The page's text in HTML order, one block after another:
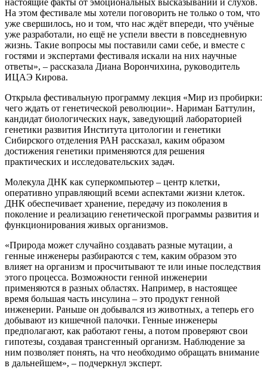
На этом фестивале мы хотели поговорить не только о том, что
уже свершилось, но и том, что нас ждёт впереди, что учёные
уже разработали, но ещё не успели ввести в повседневную
жизнь. Такие вопросы мы поставили сами себе, и вместе с
гостями и экспертами фестиваля искали на них научные
ответы», – рассказала Диана Ворончихина, руководитель
ИЦАЭ Кирова.
Открыла фестивальную программу лекция «Мир из пробирки:
чего ждать от генетической революции». Нариман Баттулин,
кандидат биологических наук, заведующий лабораторией
генетики развития Института цитологии и генетики
Сибирского отделения РАН рассказал, каким образом
достижения генетики применяются для решения
практических и исследовательских задач.
Молекула ДНК как суперкомпьютер – центр клетки,
оперативно управляющий всеми аспектами жизни клеток.
ДНК обеспечивает хранение, передачу из поколения в
поколение и реализацию генетической программы развития и
функционирования живых организмов.
«Природа может случайно создавать разные мутации, а
генные инженеры разбираются с тем, каким образом это
влияет на организм и просчитывают те или иные последствия
этого процесса. Возможности генной инженерии
применяются в разных областях. Например, в настоящее
время большая часть инсулина – это продукт генной
инженерии. Раньше он добывался из животных, а теперь его
добывают из кишечной палочки. Генные инженеры
предполагают, как работают гены, а потом проверяют свои
гипотезы, создавая трансгенный организм. Наблюдение за
ним позволяет понять, на что необходимо обращать внимание
в дальнейшем», – подчеркнул эксперт.